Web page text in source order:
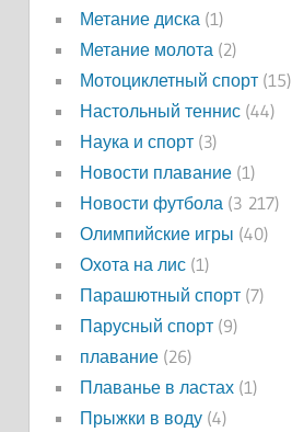
Метание диска (1)
Метание молота (2)
Мотоциклетный спорт(15)
Настольный теннис(44)
Наука и спорт(3)
Новости плавание(1)
Новости футбола (3 217)
Олимпийские игры (40)
Охота на лис(1)
Парашютный спорт(7)
Парусный спорт(9)
плавание(26)
Плаванье в ластах(1)
Прыжки в воду(4)